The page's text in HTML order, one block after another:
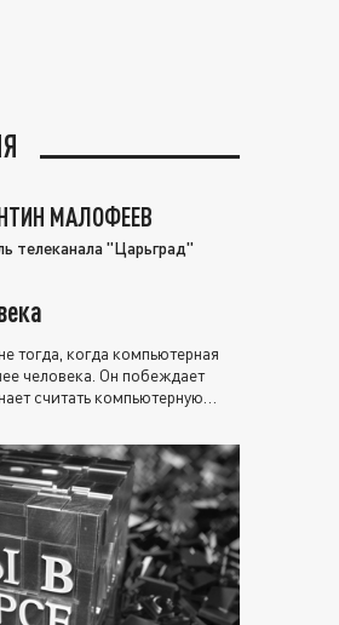
МАЛОФЕЕВ
телеканала "Царьград"
тогда, когда компьютерная
человека. Он побеждает
считать компьютерную